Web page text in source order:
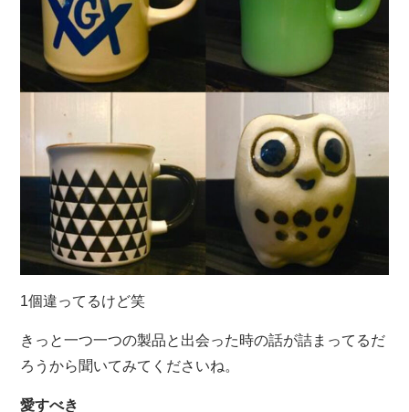
1個違ってるけど笑
きっと一つ一つの製品と出会った時の話が詰まってるだ
ろうから聞いてみてくださいね。
愛すべき